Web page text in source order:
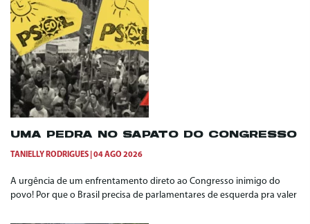
UMA PEDRA NO SAPATO DO CONGRESSO
TANIELLY RODRIGUES 04 AGO 2026
A urgência de um enfrentamento direto ao Congresso inimigo do
povo! Por que o Brasil precisa de parlamentares de esquerda pra valer